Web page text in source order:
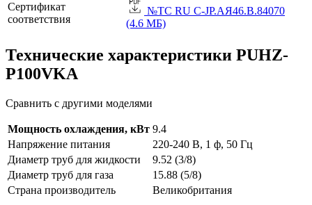
Сертификат
соответствия
№TC RU C-JP.АЯ46.B.84070
(4.6 МБ)
Технические характеристики PUHZ-
P100VKA
Сравнить с другими моделями
Мощность охлаждения, кВт 9.4
Напряжение питания
220-240 В, 1 ф, 50 Гц
Диаметр труб для жидкости
9.52 (3/8)
Диаметр труб для газа
15.88 (5/8)
Страна производитель
Великобритания